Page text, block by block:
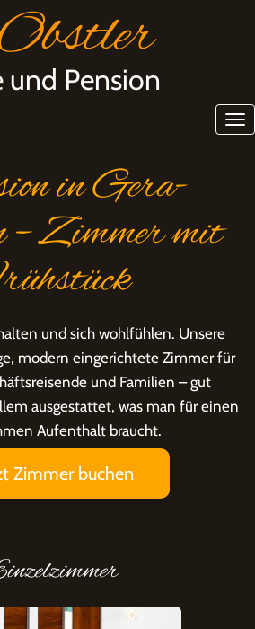
und Pension
in Gera-
– Zimmer mit
und sich wohlfühlen. Unsere
modern eingerichtete Zimmer für
und Familien – gut
ausgestattet, was man für einen
Aufenthalt braucht.
Zimmer buchen